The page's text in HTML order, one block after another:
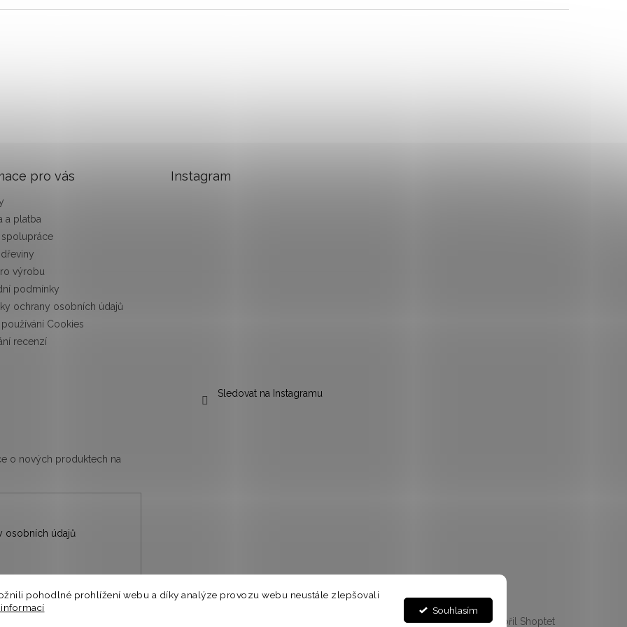
pohodlné prohlížení webu a díky analýze provozu webu neustále zlepšovali
Souhlasím
pro vás
a platba
spolupráce
výrobu
podmínky
ochrany osobních údajů
Cookies
recenzí
Instagram
Sledovat na Instagramu
o nových produktech na
osobních údajů
Vytvořil Shoptet